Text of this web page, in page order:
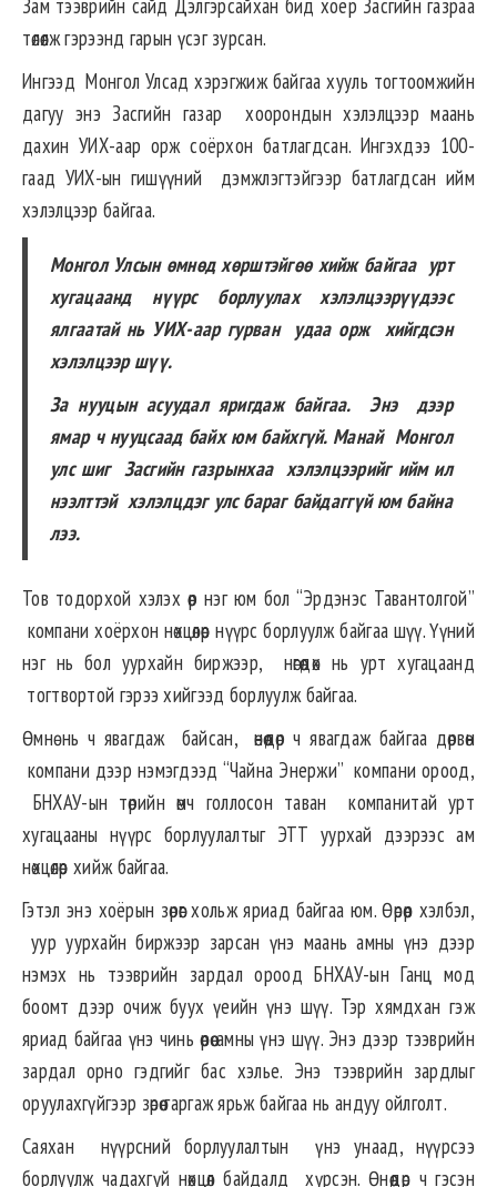
төлөөлж гэрээнд гарын үсэг зурсан.
Ингээд Монгол Улсад хэрэгжиж байгаа хууль тогтоомжийн
дагуу энэ Засгийн газар хоорондын хэлэлцээр маань
дахин УИХ-аар орж соёрхон батлагдсан. Ингэхдээ 100-
гаад УИХ-ын гишүүний дэмжлэгтэйгээр батлагдсан ийм
хэлэлцээр байгаа.
Монгол Улсын өмнөд хөрштэйгөө хийж байгаа урт
хугацаанд нүүрс борлуулах хэлэлцээрүүдээс
ялгаатай нь УИХ-аар гурван удаа орж хийгдсэн
хэлэлцээр шүү.
За нууцын асуудал яригдаж байгаа. Энэ дээр
ямар ч нууцсаад байх юм байхгүй. Манай Монгол
улс шиг Засгийн газрынхаа хэлэлцээрийг ийм ил
нээлттэй хэлэлцдэг улс бараг байдаггүй юм байна
лээ.
Тов тодорхой хэлэх өөр нэг юм бол “Эрдэнэс Тавантолгой”
компани хоёрхон нөхцөлөөр нүүрс борлуулж байгаа шүү. Үүний
нэг нь бол уурхайн биржээр, нөгөөдөх нь урт хугацаанд
тогтвортой гэрээ хийгээд борлуулж байгаа.
Өмнө нь ч явагдаж байсан, өнөөдөр ч явагдаж байгаа дөрвөн
компани дээр нэмэгдээд “Чайна Энержи” компани ороод,
БНХАУ-ын төрийн өмч голлосон таван компанитай урт
хугацааны нүүрс борлуулалтыг ЭТТ уурхай дээрээс ам
нөхцөлөөр хийж байгаа.
Гэтэл энэ хоёрын зөрөөг хольж яриад байгаа юм. Өөрөөр хэлбэл,
уур уурхайн биржээр зарсан үнэ маань амны үнэ дээр
нэмэх нь тээврийн зардал ороод БНХАУ-ын Ганц мод
боомт дээр очиж буух үеийн үнэ шүү. Тэр хямдхан гэж
яриад байгаа үнэ чинь өөрөө амны үнэ шүү. Энэ дээр тээврийн
зардал орно гэдгийг бас хэлье. Энэ тээврийн зардлыг
оруулахгүйгээр зөрөө гаргаж ярьж байгаа нь андуу ойлголт.
Саяхан нүүрсний борлуулалтын үнэ унаад, нүүрсээ
борлуулж чадахгүй нөхцөл байдалд хүрсэн. Өнөөдөр ч гэсэн